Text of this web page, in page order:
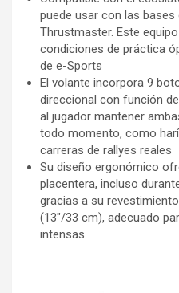
puede usar con las bases
Thrustmaster. Este
condiciones de práctica
de e-Sports
El volante incorpora 9
direccional con función
al jugador mantener
todo momento, como
carreras de rallyes reales
Su diseño ergonómico
placentera, incluso
gracias a su
(13"/33 cm), adecuado
intensas